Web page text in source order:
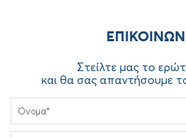
Στείλτε μας το
και θα σας απαντήσουμε